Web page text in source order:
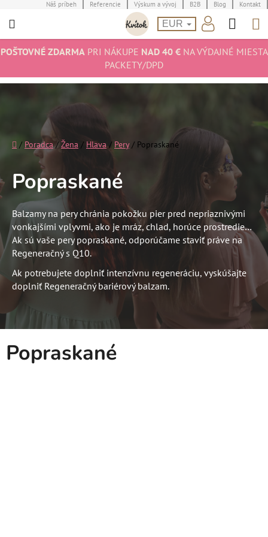
na
Náš príbeh Referencie Výskum a vývoj B2B Blog Kontakt
EUR
POŠTOVNÉ ZDARMAPRI NÁKUPE NAD 40 €NA VÝDAJNÉ MIESTA
PACKETY/DPD
Domov
/ Poradca / Žena / Hlava / Pery / Popraskané
Popraskané
Balzamy na pery chránia pokožku pier pred nepriaznivými
vonkajšími vplyvmi, ako je mráz, chlad, horúce prostredie…
Ak sú vaše pery popraskané, odporúčame staviť práve na
Regeneračný s Q10.
Ak potrebujete doplniť intenzívnu regeneráciu, vyskúšajte
doplniť Regeneračný bariérový balzam.
Popraskané